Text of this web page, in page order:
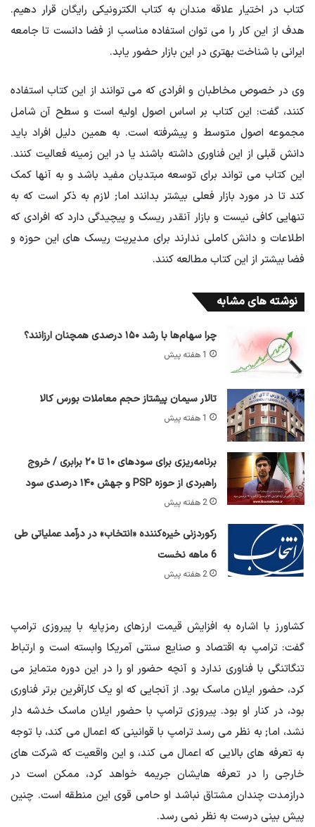
کتاب در اختیار علاقه مندان به کتاب الکترونیکی رایگان قرار دهیم.
هدف از این کار را می توان استفاده مناسب از فضا دانست تا جامعه
ایرانی با شناخت بهتری در این بازار حضور یابد.
وی در خصوص مخاطبان و افرادی که می توانند از این کتاب استفاده
کنند، گفت: این کتاب بر اساس اصول اولیه است و سطح آن شامل
مجموعه اصول متوسط ​​و پیشرفته است. به همین دلیل افراد باید
دانش قبلی از این فناوری داشته باشند یا در این زمینه فعالیت کنند.
این کتاب می تواند برای توسعه مبتدیان مفید باشد و به آنها کمک
کند تا در مورد بازار فعلی بیشتر بدانند اما; لازم به ذکر است که به
تنهایی کافی نیست و بازار آنقدر ریسک و پیچیدگی دارد که افرادی که
اطلاعات و دانش کاملی ندارند برای مدیریت ریسک های این حوزه و
فضا بیشتر از این کتاب مطالعه کنند.
نوشته های مشابه
چرا سهام‌ها با رشد ۱۵۰ درصدی همچنان ارزانند؟
1 هفته پیش
تالار سیمان پیشتاز حجم معاملات بورس کالا
1 هفته پیش
برنامه‌ریزی برای سود‌های ۱۰ تا ۲۰ برابری / خروج
راهبردی از حوزه PSP و جهش ۱۴۰ درصدی سود
2 هفته پیش
رکوردزنی خیره‌کننده «انتخاب» در درآمد عملیاتی طی
6 ماهه نخست
2 هفته پیش
کشاورز با اشاره به افزایش قیمت ارزهای رمزپایه با پیروزی ترامپ
گفت: ترامپ به اقتصاد و صنایع سنتی آمریکا وابسته است و ارتباط
تنگاتنگی با فناوری ندارد و آنچه حضور او را در این دوره متمایز می
کرد، حضور ایلان ماسک بود. از آنجایی که او یک کارآفرین برتر فناوری
بود، در کنار او بود. پیروزی ترامپ با حضور ایلان ماسک خدشه دار
نشد، اما; به نظر می رسد ترامپ با قوانینی که اعمال می کند، با توجه
به تعرفه های بالایی که اعمال می کند، و این واقعیت که شرکت های
خارجی را در تعرفه هایشان جریمه خواهد کرد، ممکن است در
درازمدت چندان مشتاق نباشد او حامی قوی این منطقه است. چنین
پیش بینی درست به نظر نمی رسد.